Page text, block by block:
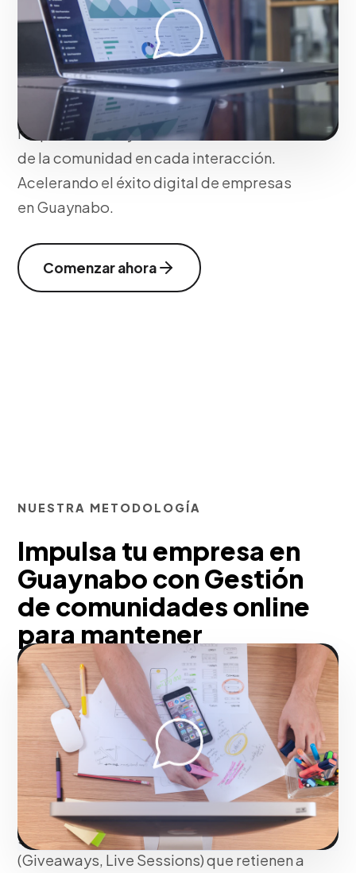
alineada con arquetipos de firma sólidos
y parrillas de publicación estratégicas.
Integramos herramientas de
programación y social listening
avanzado para gestionar comunidades,
responder PQR y analizar el sentimiento
de la comunidad en cada interacción.
Acelerando el éxito digital de empresas
en Guaynabo.
Comenzar ahora
NUESTRA METODOLOGÍA
Impulsa tu empresa en
Guaynabo con Gestión
de comunidades online
para mantener
relaciones a largo plazo
Pensando en tu negocio, no somos
simplemente publicadores de contenido;
transformamos tus perfiles sociales en
canales de fidelización comercial (Social
Selling). Construimos interacción
genuina y dinámicas de interacción
(Giveaways, Live Sessions) que retienen a